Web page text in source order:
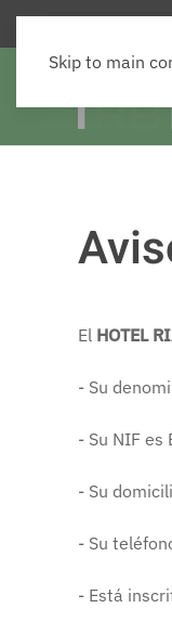
Skip to main
El HOTEL
- Su
- Su NIF
- Su
- Su
- Está